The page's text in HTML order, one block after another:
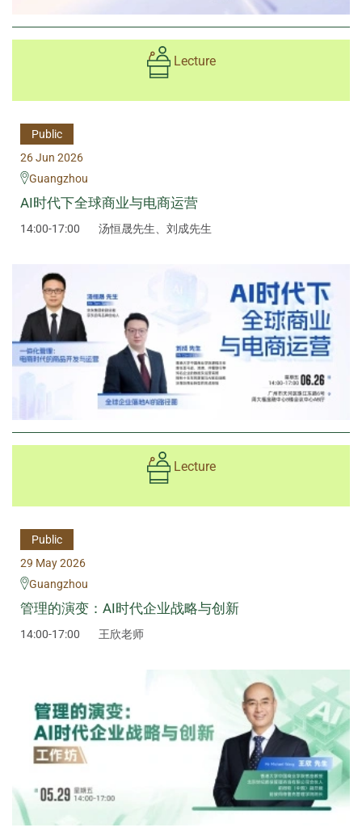
Lecture
Public
26 Jun 2026
Guangzhou
AI时代下全球商业与电商运营
14:00-17:00 汤恒晟先生、刘成先生
Lecture
Public
29 May 2026
Guangzhou
管理的演变：AI时代企业战略与创新
14:00-17:00 王欣老师